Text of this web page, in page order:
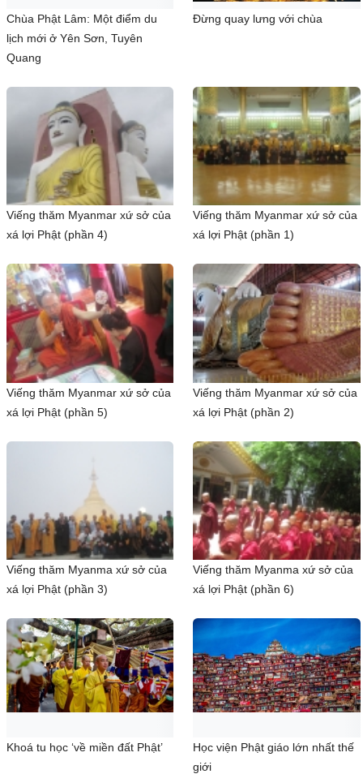
Chùa Phật Lâm: Một điểm du
lịch mới ở Yên Sơn, Tuyên
Quang
Đừng quay lưng với chùa
Viếng thăm Myanmar xứ sở của
xá lợi Phật (phần 4)
Viếng thăm Myanmar xứ sở của
xá lợi Phật (phần 1)
Viếng thăm Myanmar xứ sở của
xá lợi Phật (phần 5)
Viếng thăm Myanmar xứ sở của
xá lợi Phật (phần 2)
Viếng thăm Myanma xứ sở của
xá lợi Phật (phần 3)
Viếng thăm Myanma xứ sở của
xá lợi Phật (phần 6)
Khoá tu học ‘về miền đất Phật’
Học viện Phật giáo lớn nhất thế
giới